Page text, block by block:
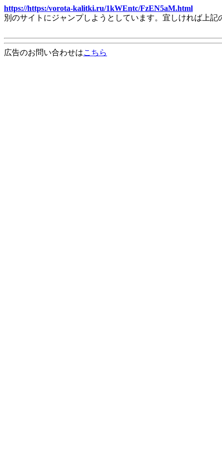
https://https:/vorota-kalitki.ru/1kWEntc/FzEN5aM.html
別のサイトにジャンプしようとしています。宜しければ上
広告のお問い合わせはこちら